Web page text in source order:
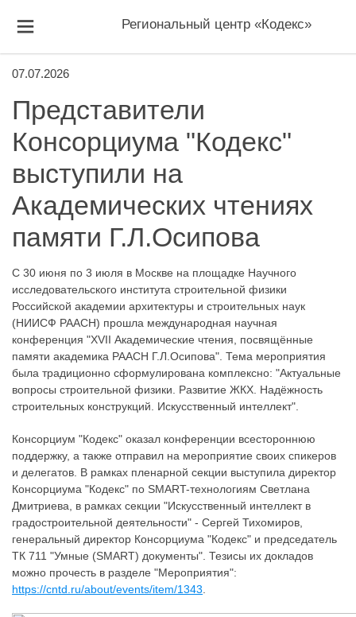
Региональный центр «Кодекс»
07.07.2026
Представители
Консорциума "Кодекс"
выступили на
Академических чтениях
памяти Г.Л.Осипова
С 30 июня по 3 июля в Москве на площадке Научного
исследовательского института строительной физики
Российской академии архитектуры и строительных наук
(НИИСФ РААСН) прошла международная научная
конференция "XVII Академические чтения, посвящённые
памяти академика РААСН Г.Л.Осипова". Тема мероприятия
была традиционно сформулирована комплексно: "Актуальные
вопросы строительной физики. Развитие ЖКХ. Надёжность
строительных конструкций. Искусственный интеллект".
Консорциум "Кодекс" оказал конференции всестороннюю
поддержку, а также отправил на мероприятие своих спикеров
и делегатов. В рамках пленарной секции выступила директор
Консорциума "Кодекс" по SMART-технологиям Светлана
Дмитриева, в рамках секции "Искусственный интеллект в
градостроительной деятельности" - Сергей Тихомиров,
генеральный директор Консорциума "Кодекс" и председатель
ТК 711 "Умные (SMART) документы". Тезисы их докладов
можно прочесть в разделе "Мероприятия":
https://cntd.ru/about/events/item/1343